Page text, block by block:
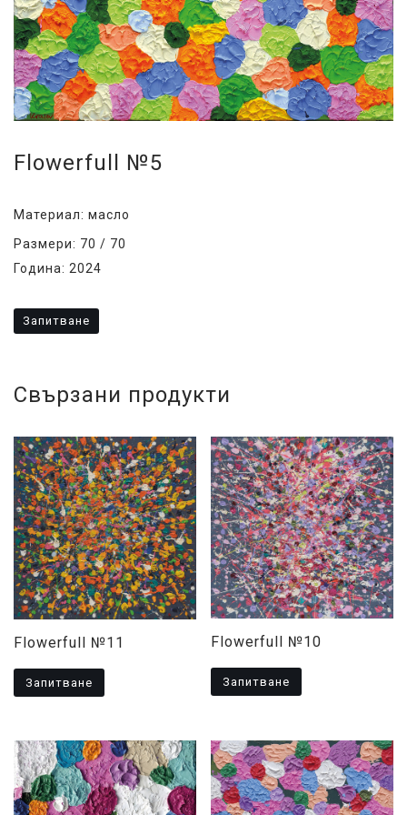
Flowerfull №5
Материал: масло
Размери: 70 / 70
Година: 2024
Запитване
Свързани продукти
Flowerfull №11
Запитване
Flowerfull №10
Запитване